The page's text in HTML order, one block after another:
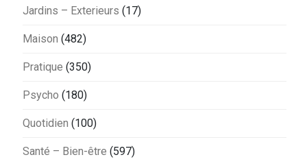
Jardins – Exterieurs (17)
Maison (482)
Pratique (350)
Psycho (180)
Quotidien (100)
Santé – Bien-être (597)